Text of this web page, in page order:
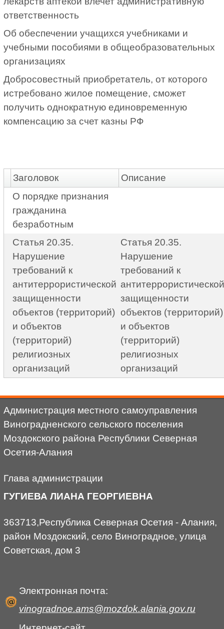
ответственность
Об обеспечении учащихся учебниками и
учебными пособиями в общеобразовательных
организациях
Добросовестный приобретатель, от которого
истребовано жилое помещение, сможет
получить однократную единовременную
компенсацию за счет казны РФ
Заголовок
Описание
О порядке признания
гражданина
безработным
Статья 20.35.
Нарушение
требований к
антитеррористической
защищенности
объектов (территорий)
и объектов
(территорий)
религиозных
организаций
Статья 20.35.
Нарушение
требований к
антитеррористической
защищенности
объектов (территорий)
и объектов
(территорий)
религиозных
организаций
Администрация местного самоуправления
Виноградненского сельского поселения
Моздокского района Республики Северная
Осетия-Алания
Глава администрации
ГУГИЕВА ЛИАНА ГЕОРГИЕВНА
363713,Республика Северная Осетия - Алания,
район Моздокский, село Виноградное, улица
Советская, дом 3
Электронная почта:
vinogradnoe.ams@mozdok.alania.gov.ru